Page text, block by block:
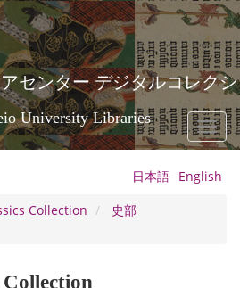
センター デジタルコレクシ
University Libraries
Toggle
日本語 English
Collection
史部
Collection